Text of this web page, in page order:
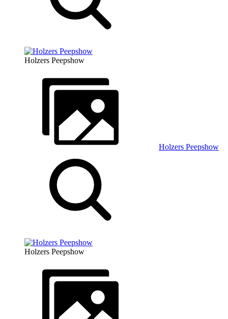
Holzers Peepshow
Holzers Peepshow
Holzers Peepshow